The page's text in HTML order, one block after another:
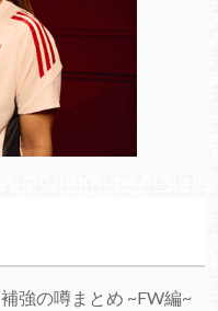
強の噂まとめ ~FW編~